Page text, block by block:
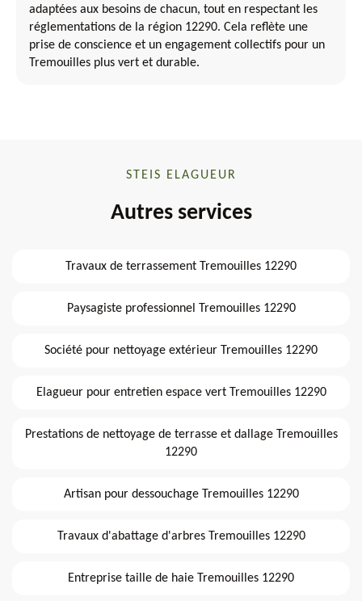
adaptées aux besoins de chacun, tout en respectant les
réglementations de la région 12290. Cela reflète une
prise de conscience et un engagement collectifs pour un
Tremouilles plus vert et durable.
STEIS ELAGUEUR
Autres services
Travaux de terrassement Tremouilles 12290
Paysagiste professionnel Tremouilles 12290
Société pour nettoyage extérieur Tremouilles 12290
Elagueur pour entretien espace vert Tremouilles 12290
Prestations de nettoyage de terrasse et dallage Tremouilles
12290
Artisan pour dessouchage Tremouilles 12290
Travaux d'abattage d'arbres Tremouilles 12290
Entreprise taille de haie Tremouilles 12290